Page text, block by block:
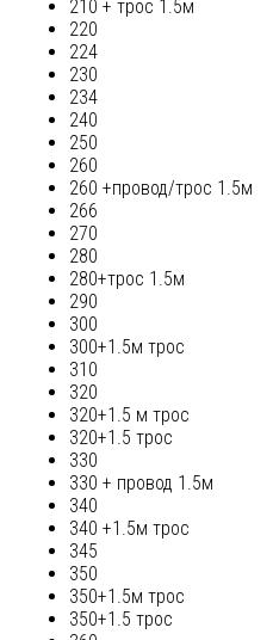
210 + трос 1.5м
220
224
230
234
240
250
260
260 +провод/трос 1.5м
266
270
280
280+трос 1.5м
290
300
300+1.5м трос
310
320
320+1.5 м трос
320+1.5 трос
330
330 + провод 1.5м
340
340 +1.5м трос
345
350
350+1.5м трос
350+1.5 трос